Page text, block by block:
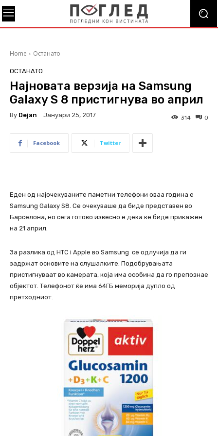
Home Останато
ОСТАНАТО
Најновата верзија на Samsung
Galaxy S 8 пристигнува во април
By Dejan Јануари 25, 2017 0
314
Facebook Twitter
Еден од најочекуваните паметни телефони оваа година е
Samsung Galaxy S8. Се очекуваше да биде представен во
Барселона, но сега готово извесно е дека ке биде прикажен
на 21 април.
За разлика од HTC i Apple во Samsung се одлучија да ги
задржат основите на слушалките. Подобрувањата
пристигнуваат во камерата, која има особина да го препознае
објектот. Телефонот ќе има 64ГБ меморија дупло од
претходниот.